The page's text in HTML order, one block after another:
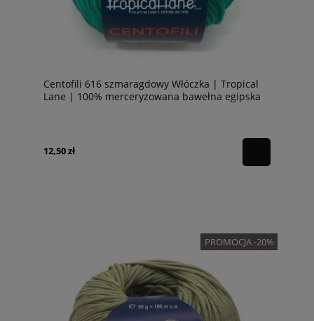
Centofili 616 szmaragdowy Włóczka | Tropical
Lane | 100% merceryzowana bawełna egipska
12,50 zł
PROMOCJA -20%